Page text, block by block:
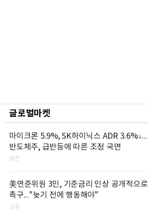
글로벌마켓
마이크론 5.9%, SK하이닉스 ADR 3.6%↓...
반도체주, 급반등에 따른 조정 국면
증권
美연준위원 3인, 기준금리 인상 공개적으로
촉구..."늦기 전에 행동해야"
금융